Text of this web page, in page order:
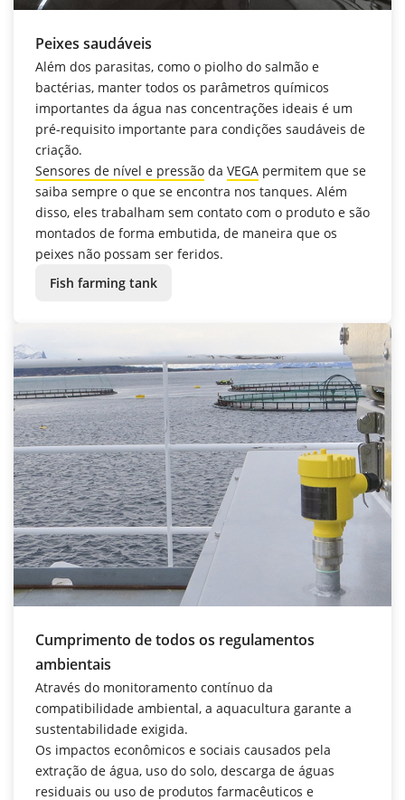
Peixes saudáveis
Além dos parasitas, como o piolho do salmão e
bactérias, manter todos os parâmetros químicos
importantes da água nas concentrações ideais é um
pré-requisito importante para condições saudáveis de
criação.
Sensores de nível e pressão da VEGA permitem que se
saiba sempre o que se encontra nos tanques. Além
disso, eles trabalham sem contato com o produto e são
montados de forma embutida, de maneira que os
peixes não possam ser feridos.
Fish farming tank
Cumprimento de todos os regulamentos
ambientais
Através do monitoramento contínuo da
compatibilidade ambiental, a aquacultura garante a
sustentabilidade exigida.
Os impactos econômicos e sociais causados pela
extração de água, uso do solo, descarga de águas
residuais ou uso de produtos farmacêuticos e